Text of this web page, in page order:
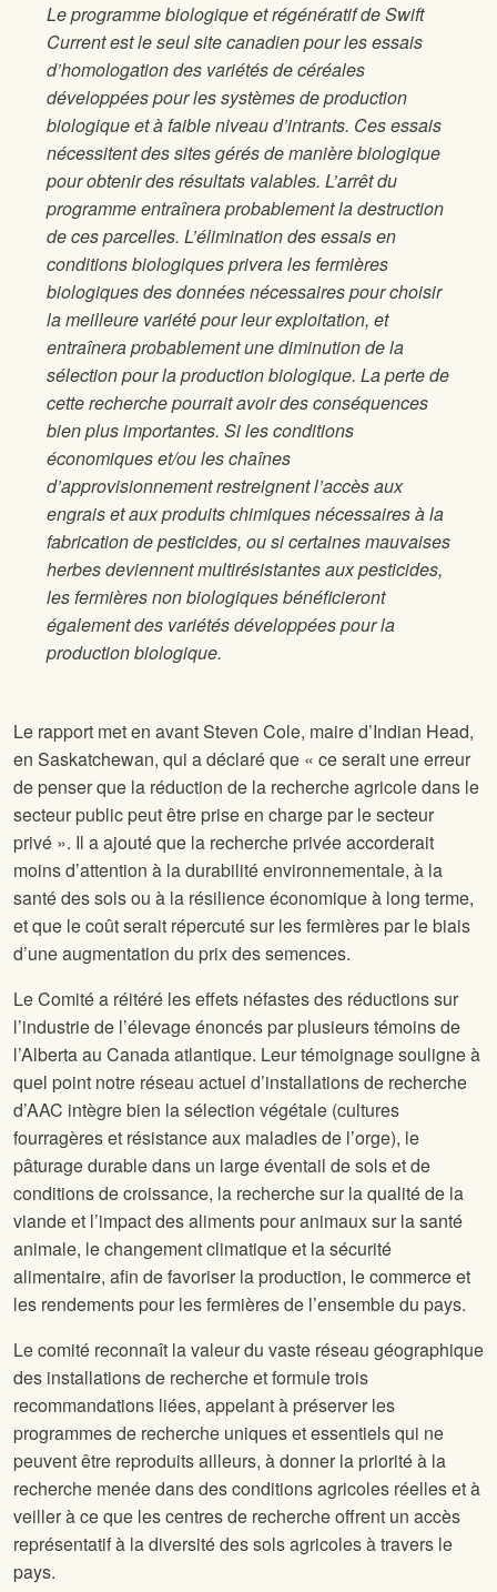
Le programme biologique et régénératif de Swift
Current est le seul site canadien pour les essais
d’homologation des variétés de céréales
développées pour les systèmes de production
biologique et à faible niveau d’intrants. Ces essais
nécessitent des sites gérés de manière biologique
pour obtenir des résultats valables. L’arrêt du
programme entraînera probablement la destruction
de ces parcelles. L’élimination des essais en
conditions biologiques privera les fermières
biologiques des données nécessaires pour choisir
la meilleure variété pour leur exploitation, et
entraînera probablement une diminution de la
sélection pour la production biologique. La perte de
cette recherche pourrait avoir des conséquences
bien plus importantes. Si les conditions
économiques et/ou les chaînes
d’approvisionnement restreignent l’accès aux
engrais et aux produits chimiques nécessaires à la
fabrication de pesticides, ou si certaines mauvaises
herbes deviennent multirésistantes aux pesticides,
les fermières non biologiques bénéficieront
également des variétés développées pour la
production biologique.
Le rapport met en avant Steven Cole, maire d’Indian Head,
en Saskatchewan, qui a déclaré que « ce serait une erreur
de penser que la réduction de la recherche agricole dans le
secteur public peut être prise en charge par le secteur
privé ». Il a ajouté que la recherche privée accorderait
moins d’attention à la durabilité environnementale, à la
santé des sols ou à la résilience économique à long terme,
et que le coût serait répercuté sur les fermières par le biais
d’une augmentation du prix des semences.
Le Comité a réitéré les effets néfastes des réductions sur
l’industrie de l’élevage énoncés par plusieurs témoins de
l’Alberta au Canada atlantique. Leur témoignage souligne à
quel point notre réseau actuel d’installations de recherche
d’AAC intègre bien la sélection végétale (cultures
fourragères et résistance aux maladies de l’orge), le
pâturage durable dans un large éventail de sols et de
conditions de croissance, la recherche sur la qualité de la
viande et l’impact des aliments pour animaux sur la santé
animale, le changement climatique et la sécurité
alimentaire, afin de favoriser la production, le commerce et
les rendements pour les fermières de l’ensemble du pays.
Le comité reconnaît la valeur du vaste réseau géographique
des installations de recherche et formule trois
recommandations liées, appelant à préserver les
programmes de recherche uniques et essentiels qui ne
peuvent être reproduits ailleurs, à donner la priorité à la
recherche menée dans des conditions agricoles réelles et à
veiller à ce que les centres de recherche offrent un accès
représentatif à la diversité des sols agricoles à travers le
pays.